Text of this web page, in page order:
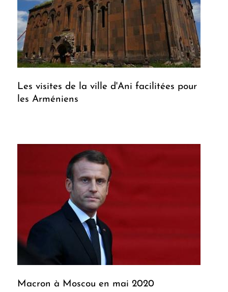
Les visites de la ville d'Ani facilitées pour
les Arméniens
Macron à Moscou en mai 2020